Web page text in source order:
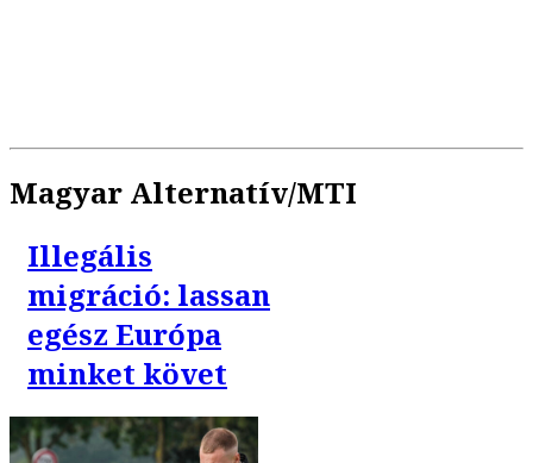
Magyar Alternatív/MTI
Illegális
migráció: lassan
egész Európa
minket követ